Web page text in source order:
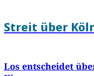
Streit über
Los entscheidet